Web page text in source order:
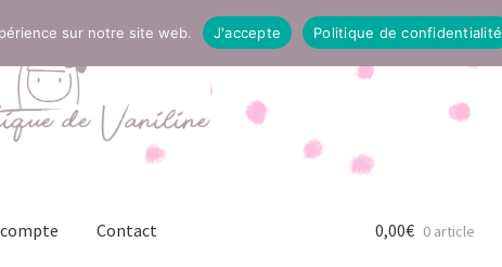
Contact 0,00€ 0 article
sur notre site web. J'accepte Politique de confidentialité